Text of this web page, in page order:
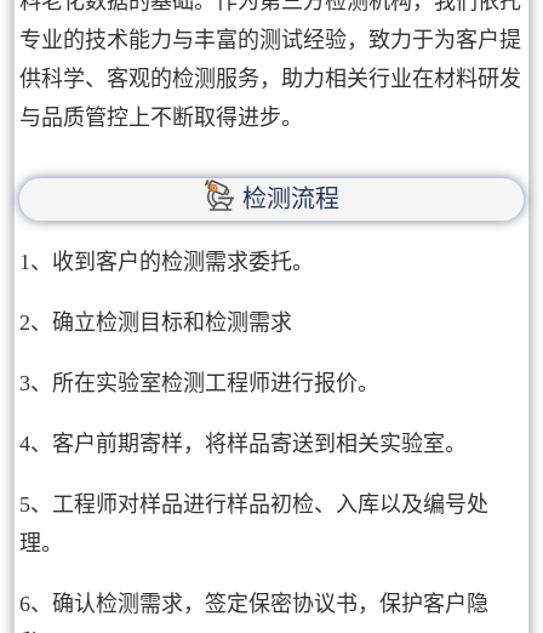
专业的技术能力与丰富的测试经验，致力于为客户提
供科学、客观的检测服务，助力相关行业在材料研发
与品质管控上不断取得进步。
检测流程
1、收到客户的检测需求委托。
2、确立检测目标和检测需求
3、所在实验室检测工程师进行报价。
4、客户前期寄样，将样品寄送到相关实验室。
5、工程师对样品进行样品初检、入库以及编号处
理。
6、确认检测需求，签定保密协议书，保护客户隐